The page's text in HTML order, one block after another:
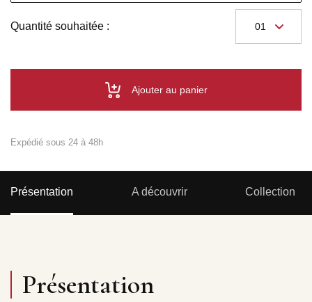
Quantité souhaitée :
Ajouter au panier
Expédié sous 24 à 48h
Présentation A découvrir Collection
Présentation